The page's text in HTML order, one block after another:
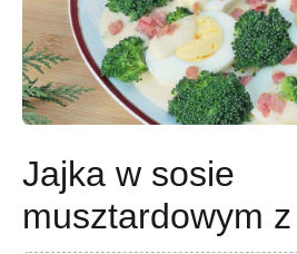
Jajka w sosie
musztardowym z